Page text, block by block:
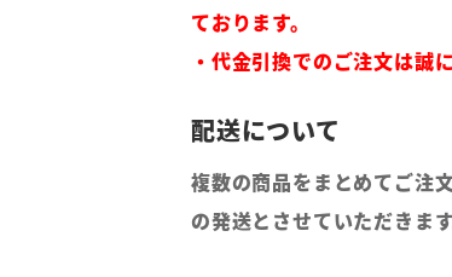
ております。
・代金引換でのご注文は誠
複数の商品をまとめてご注
の発送とさせていただきます